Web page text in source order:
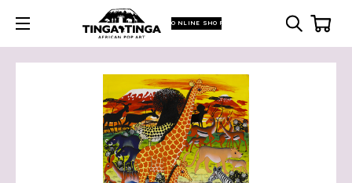
ONLINE SHOP